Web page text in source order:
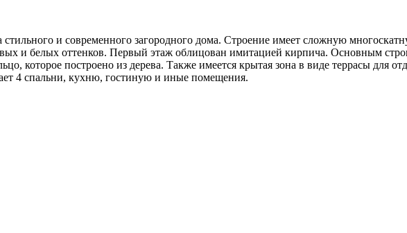
стильного и современного загородного дома. Строение имеет сложную
и белых оттенков. Первый этаж облицован имитацией кирпича. Основным
которое построено из дерева. Также имеется крытая зона в виде террасы для
4 спальни, кухню, гостиную и иные помещения.